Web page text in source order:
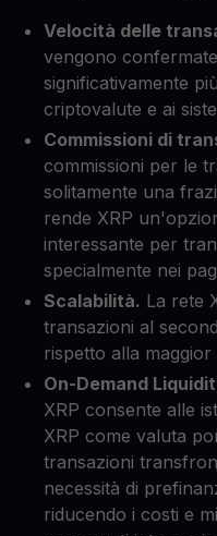
Velocità delle
vengono
significativamente
criptovalute e ai
Commissioni di
commissioni per le
solitamente una
rende XRP
interessante per
specialmente nei
Scalabilità. La rete
transazioni al
rispetto alla
On-Demand
XRP consente alle
XRP come valuta
transazioni
necessità di
riducendo i costi e